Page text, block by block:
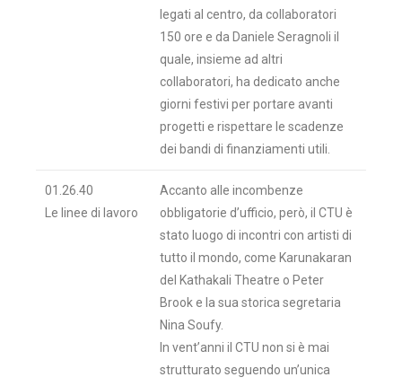
legati al centro, da collaboratori
150 ore e da Daniele Seragnoli il
quale, insieme ad altri
collaboratori, ha dedicato anche
giorni festivi per portare avanti
progetti e rispettare le scadenze
dei bandi di finanziamenti utili.
01.26.40
Le linee di lavoro
Accanto alle incombenze
obbligatorie d’ufficio, però, il CTU è
stato luogo di incontri con artisti di
tutto il mondo, come Karunakaran
del Kathakali Theatre o Peter
Brook e la sua storica segretaria
Nina Soufy.
In vent’anni il CTU non si è mai
strutturato seguendo un’unica